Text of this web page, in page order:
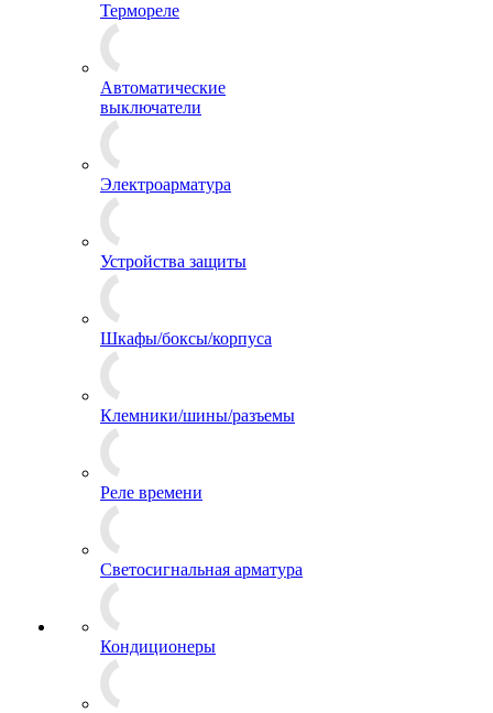
Термореле
Автоматические
выключатели
Электроарматура
Устройства защиты
Шкафы/боксы/корпуса
Клемники/шины/разъемы
Реле времени
Светосигнальная арматура
Кондиционеры